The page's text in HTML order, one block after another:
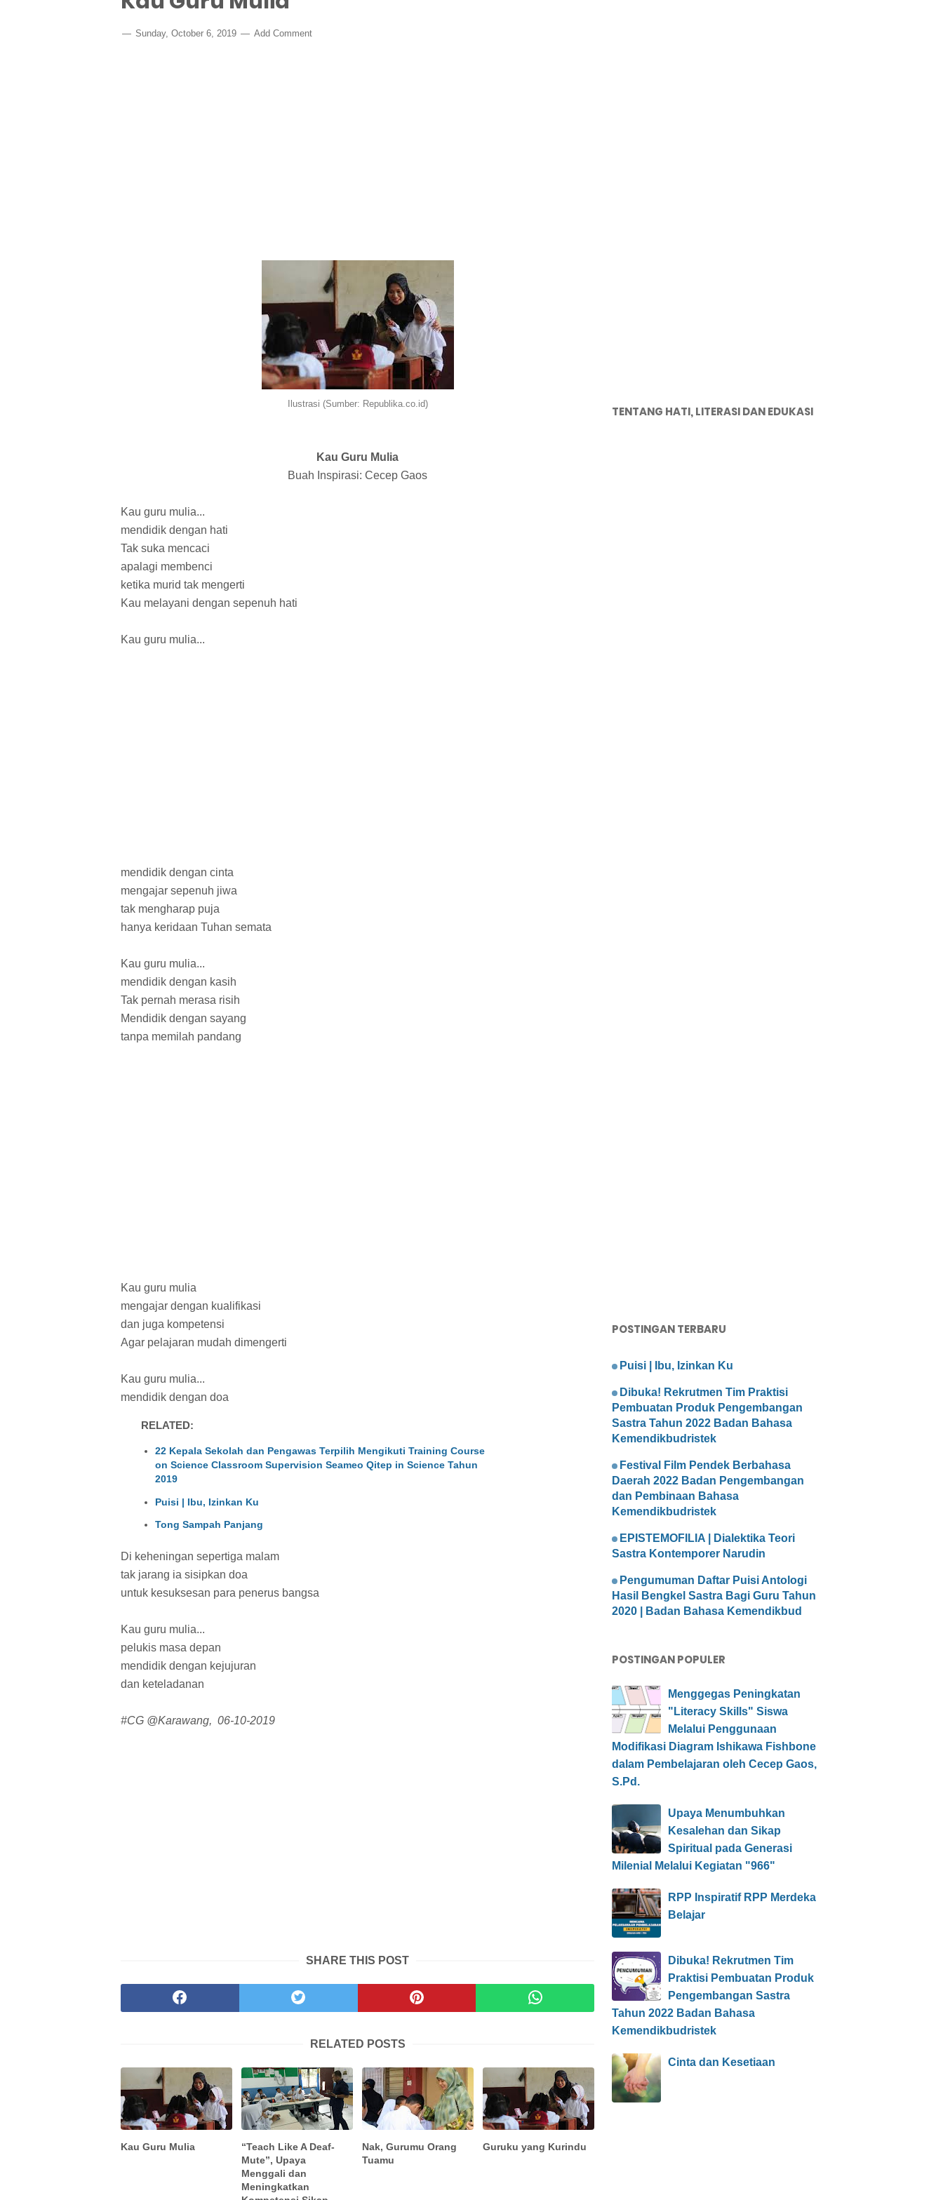
Sunday, October 6, 2019 Add Comment
Ilustrasi (Sumber: Republika.co.id)
Kau Guru Mulia
Buah Inspirasi: Cecep Gaos
Kau guru mulia...
mendidik dengan hati
Tak suka mencaci
apalagi membenci
ketika murid tak mengerti
Kau melayani dengan sepenuh hati
Kau guru mulia...
mendidik dengan cinta
mengajar sepenuh jiwa
tak mengharap puja
hanya keridaan Tuhan semata
Kau guru mulia...
mendidik dengan kasih
Tak pernah merasa risih
Mendidik dengan sayang
tanpa memilah pandang
Kau guru mulia
mengajar dengan kualifikasi
dan juga kompetensi
Agar pelajaran mudah dimengerti
Kau guru mulia...
mendidik dengan doa
RELATED:
22 Kepala Sekolah dan Pengawas Terpilih Mengikuti Training Course
on Science Classroom Supervision Seameo Qitep in Science Tahun
2019
Puisi | Ibu, Izinkan Ku
Tong Sampah Panjang
Di keheningan sepertiga malam
tak jarang ia sisipkan doa
untuk kesuksesan para penerus bangsa
Kau guru mulia...
pelukis masa depan
mendidik dengan kejujuran
dan keteladanan
#CG @Karawang, 06-10-2019
SHARE THIS POST
RELATED POSTS
Kau Guru Mulia
“Teach Like A Deaf-
Mute”, Upaya
Menggali dan
Meningkatkan
Nak, Gurumu Orang
Tuamu
Guruku yang Kurindu
TENTANG HATI, LITERASI DAN EDUKASI
POSTINGAN TERBARU
Puisi | Ibu, Izinkan Ku
Dibuka! Rekrutmen Tim Praktisi
Pembuatan Produk Pengembangan
Sastra Tahun 2022 Badan Bahasa
Kemendikbudristek
Festival Film Pendek Berbahasa
Daerah 2022 Badan Pengembangan
dan Pembinaan Bahasa
Kemendikbudristek
EPISTEMOFILIA | Dialektika Teori
Sastra Kontemporer Narudin
Pengumuman Daftar Puisi Antologi
Hasil Bengkel Sastra Bagi Guru Tahun
2020 | Badan Bahasa Kemendikbud
POSTINGAN POPULER
Menggegas Peningkatan
"Literacy Skills" Siswa
Melalui Penggunaan
Modifikasi Diagram Ishikawa Fishbone
dalam Pembelajaran oleh Cecep Gaos,
S.Pd.
Upaya Menumbuhkan
Kesalehan dan Sikap
Spiritual pada Generasi
Milenial Melalui Kegiatan "966"
RPP Inspiratif RPP Merdeka
Belajar
Dibuka! Rekrutmen Tim
Praktisi Pembuatan Produk
Pengembangan Sastra
Tahun 2022 Badan Bahasa
Kemendikbudristek
Cinta dan Kesetiaan